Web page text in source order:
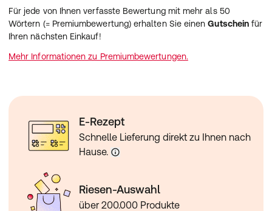
Für jede von Ihnen verfasste Bewertung mit mehr als 50
Wörtern (= Premiumbewertung) erhalten Sie einenGutschein für
Ihren nächsten Einkauf!
Mehr Informationen zu Premiumbewertungen.
E-Rezept
Schnelle Lieferung direkt zu Ihnen nach
Hause.
Riesen-Auswahl
über 200.000 Produkte